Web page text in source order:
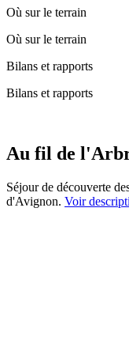
Où sur le terrain
Où sur le terrain
Bilans et rapports
Bilans et rapports
Au fil de
Séjour de découverte
d'Avignon. Voir